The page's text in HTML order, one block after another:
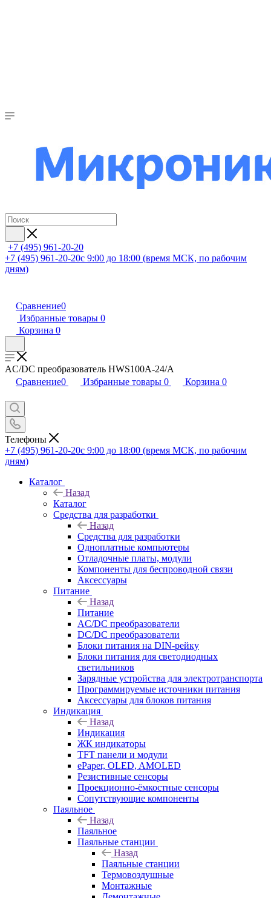
+7 (495) 961-20-20
+7 (495) 961-20-20с 9:00 до 18:00 (время МСК, по рабочим
дням)
Сравнение0
Избранные товары 0
Корзина 0
AC/DC преобразователь HWS100A-24/A
Сравнение0 Избранные товары 0 Корзина 0
Телефоны
+7 (495) 961-20-20с 9:00 до 18:00 (время МСК, по рабочим
дням)
Каталог
Назад
Каталог
Средства для разработки
Назад
Средства для разработки
Одноплатные компьютеры
Отладочные платы, модули
Компоненты для беспроводной связи
Аксессуары
Питание
Назад
Питание
AC/DC преобразователи
DC/DC преобразователи
Блоки питания на DIN-рейку
Блоки питания для светодиодных
светильников
Зарядные устройства для электротранспорта
Программируемые источники питания
Аксессуары для блоков питания
Индикация
Назад
Индикация
ЖК индикаторы
TFT панели и модули
ePaper, OLED, AMOLED
Резистивные сенсоры
Проекционно-ёмкостные сенсоры
Сопутствующие компоненты
Паяльное
Назад
Паяльное
Паяльные станции
Назад
Паяльные станции
Термовоздушные
Монтажные